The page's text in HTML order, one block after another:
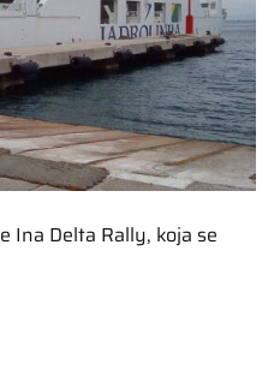
Ina Delta Rally, koja se